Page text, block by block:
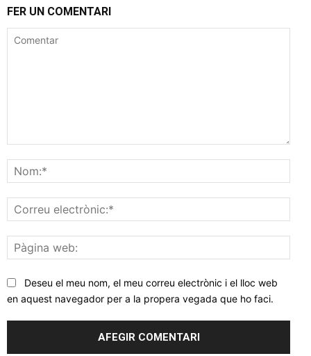
FER UN COMENTARI
web:
Deseu el meu nom, el meu correu electrònic i el lloc web
en aquest navegador per a la propera vegada que ho faci.